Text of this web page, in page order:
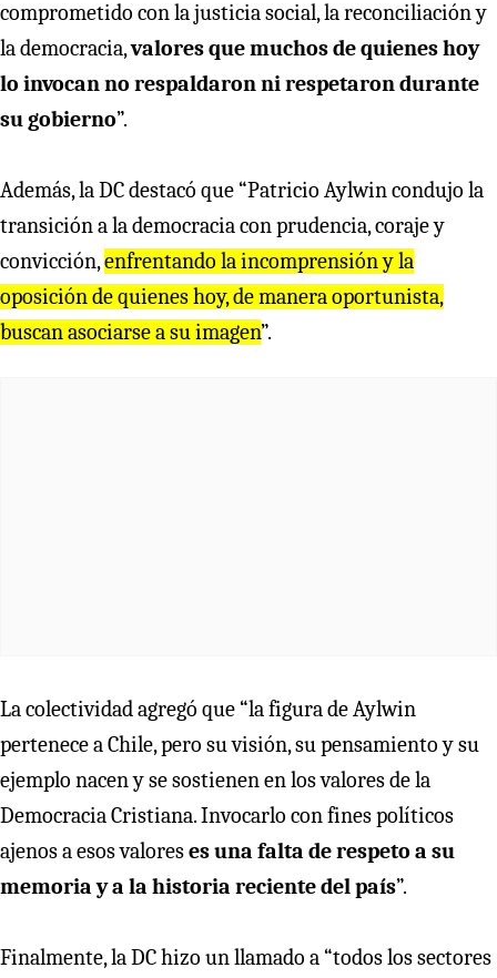
comprometido con la justicia social, la reconciliación y
la democracia,valores que muchos de quienes hoy
lo invocan no respaldaron ni respetaron durante
su gobierno”.
Además, la DC destacó que “Patricio Aylwin condujo la
transición a la democracia con prudencia, coraje y
convicción,enfrentando la incomprensión y la
oposición de quienes hoy, de manera oportunista,
buscan asociarse a su imagen”.
La colectividad agregó que “la figura de Aylwin
pertenece a Chile, pero su visión, su pensamiento y su
ejemplo nacen y se sostienen en los valores de la
Democracia Cristiana. Invocarlo con fines políticos
ajenos a esos valoreses una falta de respeto a su
memoria y a la historia reciente del país”.
Finalmente, la DC hizo un llamado a “todos los sectores